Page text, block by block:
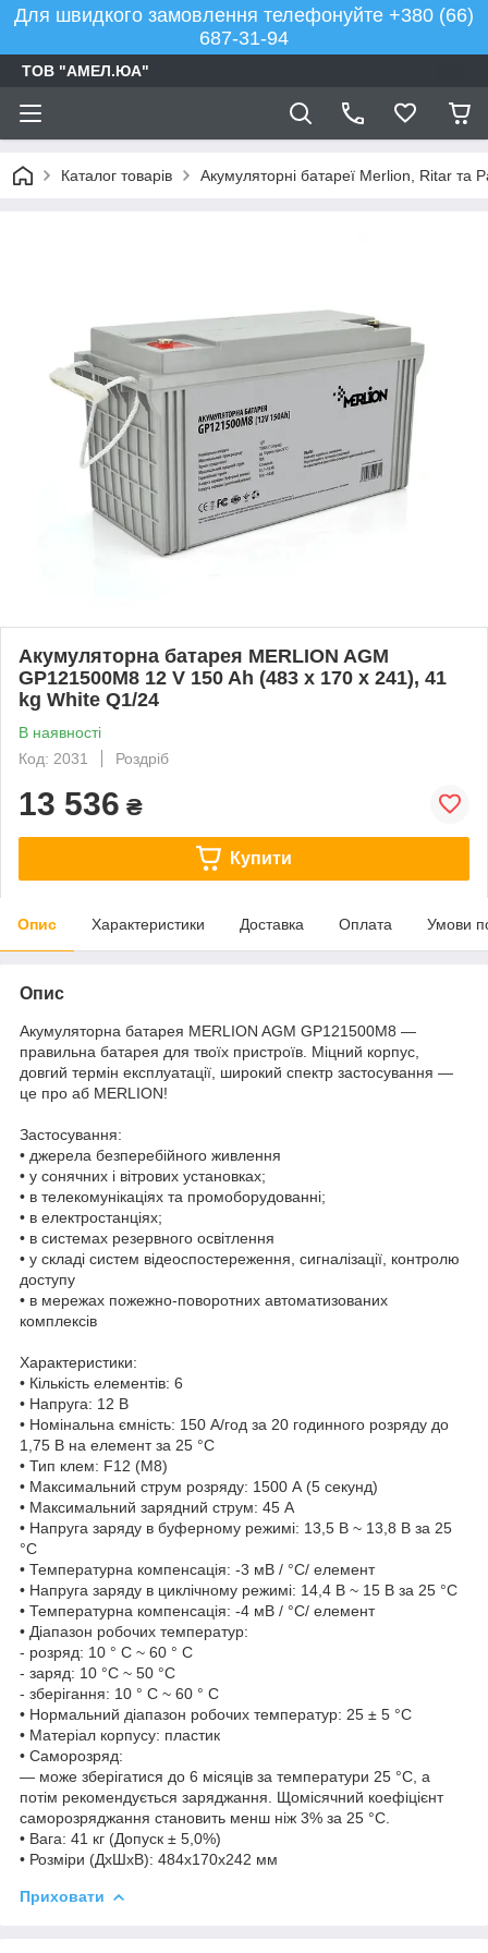
Для швидкого замовлення телефонуйте +380 (66)
687-31-94
ТОВ "АМЕЛ.ЮА"
Каталог товарів Акумуляторні батареї Merlion, Ritar та
Акумуляторна батарея MERLION AGM
GP121500M8 12 V 150 Ah (483 х 170 х 241), 41
kg White Q1/24
В наявності
Код: 2031
Роздріб
13 536 ₴
Купити
Опис Характеристики Доставка Оплата Умови
Опис
Акумуляторна батарея MERLION AGM GP121500M8 —
правильна батарея для твоїх пристроїв. Міцний корпус,
довгий термін експлуатації, широкий спектр застосування —
це про аб MERLION!
Застосування:
• джерела безперебійного живлення
• у сонячних і вітрових установках;
• в телекомунікаціях та промоборудованні;
• в електростанціях;
• в системах резервного освітлення
• у складі систем відеоспостереження, сигналізації, контролю
доступу
• в мережах пожежно-поворотних автоматизованих
комплексів
Характеристики:
• Кількість елементів: 6
• Напруга: 12 В
• Номінальна ємність: 150 A/год за 20 годинного розряду до
1,75 В на елемент за 25 °C
• Тип клем: F12 (M8)
• Максимальний струм розряду: 1500 А (5 секунд)
• Максимальний зарядний струм: 45 A
• Напруга заряду в буферному режимі: 13,5 В ~ 13,8 В за 25
°C
• Температурна компенсація: -3 мВ / °C/ елемент
• Напруга заряду в циклічному режимі: 14,4 В ~ 15 В за 25 °C
• Температурна компенсація: -4 мВ / °C/ елемент
• Діапазон робочих температур:
- розряд: 10 ° C ~ 60 ° C
- заряд: 10 °C ~ 50 °C
- зберігання: 10 ° C ~ 60 ° C
• Нормальний діапазон робочих температур: 25 ± 5 °C
• Матеріал корпусу: пластик
• Саморозряд:
— може зберігатися до 6 місяців за температури 25 °C, а
потім рекомендується заряджання. Щомісячний коефіцієнт
саморозряджання становить менш ніж 3% за 25 °C.
• Вага: 41 кг (Допуск ± 5,0%)
• Розміри (ДхШхВ): 484x170x242 мм
Приховати